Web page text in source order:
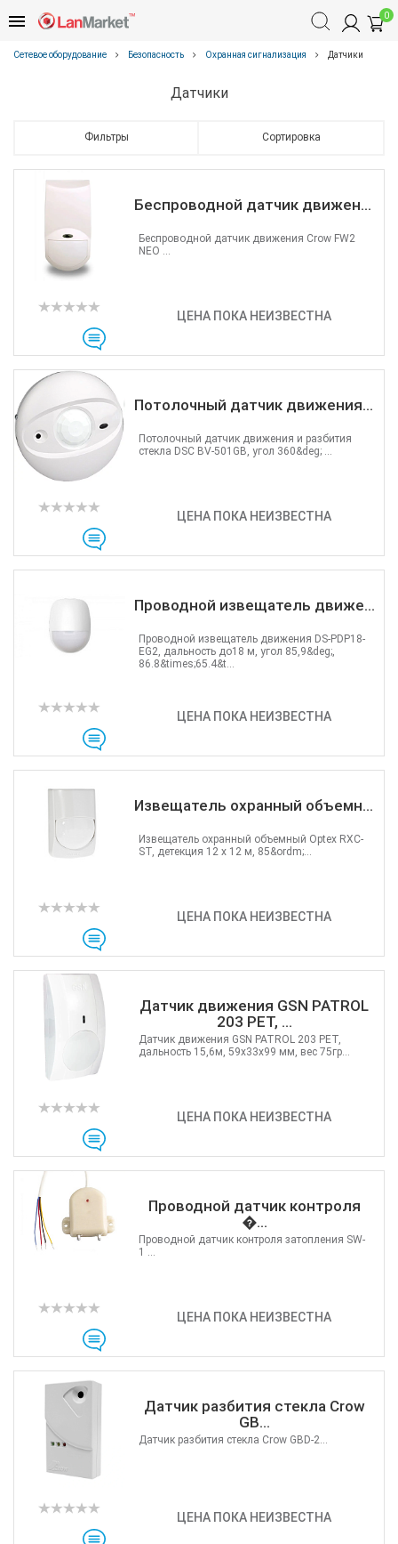
0
Сетевое оборудование Безопасность Охранная сигнализация Датчики
Датчики
Фильтры Сортировка
Беспроводной датчик движен...
ЦЕНА ПОКА НЕИЗВЕСТНА
Беспроводной датчик движения Crow FW2
NEO ...
Потолочный датчик движения...
ЦЕНА ПОКА НЕИЗВЕСТНА
Потолочный датчик движения и разбития
стекла DSC BV-501GB, угол 360&deg; ...
Проводной извещатель движе...
ЦЕНА ПОКА НЕИЗВЕСТНА
Проводной извещатель движения DS-PDP18-
EG2, дальность до18 м, угол 85,9&deg;,
86.8&times;65.4&t...
Извещатель охранный объемн...
ЦЕНА ПОКА НЕИЗВЕСТНА
Извещатель охранный объемный Optex RXC-
ST, детекция 12 х 12 м, 85&ordm;...
Датчик движения GSN PATROL
203 PET, ...
ЦЕНА ПОКА НЕИЗВЕСТНА
Датчик движения GSN PATROL 203 PET,
дальность 15,6м, 59х33х99 мм, вес 75гр...
Проводной датчик контроля
�...
ЦЕНА ПОКА НЕИЗВЕСТНА
Проводной датчик контроля затопления SW-
1 ...
Датчик разбития стекла Crow
GB...
ЦЕНА ПОКА НЕИЗВЕСТНА
Датчик разбития стекла Crow GBD-2...